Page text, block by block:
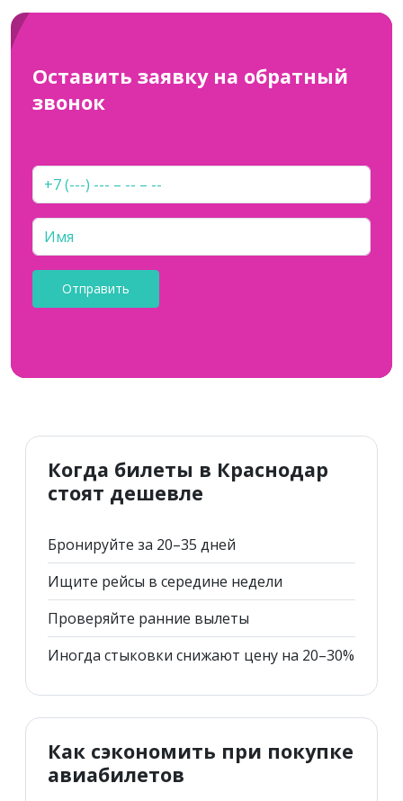
Оставить заявку на обратный
звонок
Когда билеты в Краснодар
стоят дешевле
Бронируйте за 20–35 дней
Ищите рейсы в середине недели
Проверяйте ранние вылеты
Иногда стыковки снижают цену на 20–30%
Как сэкономить при покупке
авиабилетов